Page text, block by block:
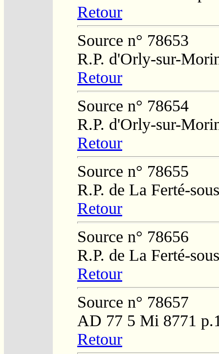
Retour
Source n° 78653
R.P. d'Orly-sur-
Retour
Source n° 78654
R.P. d'Orly-sur-
Retour
Source n° 78655
R.P. de La Ferté-
Retour
Source n° 78656
R.P. de La Ferté-
Retour
Source n° 78657
AD 77 5 Mi 8771
Retour